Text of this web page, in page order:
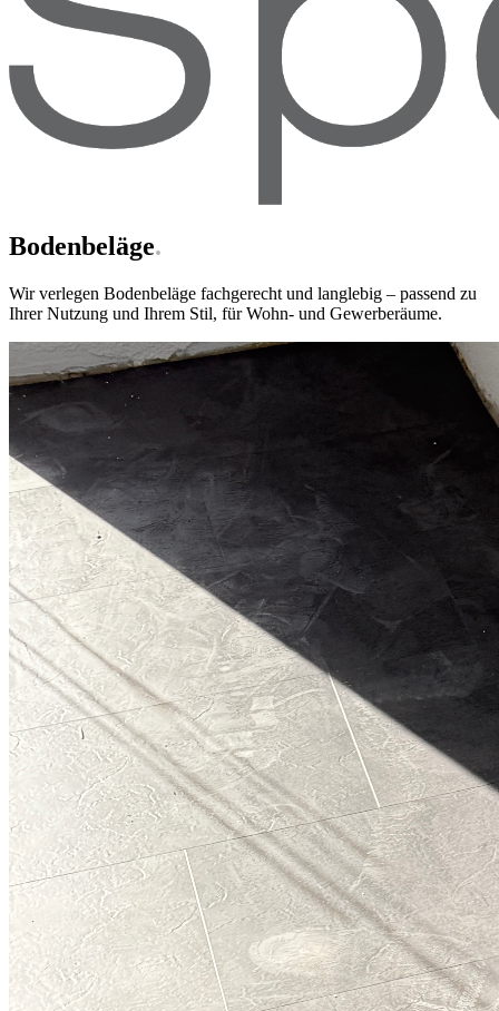
Bodenbeläge.
Wir verlegen Bodenbeläge fachgerecht und langlebig – passend zu
Ihrer Nutzung und Ihrem Stil, für Wohn- und Gewerberäume.